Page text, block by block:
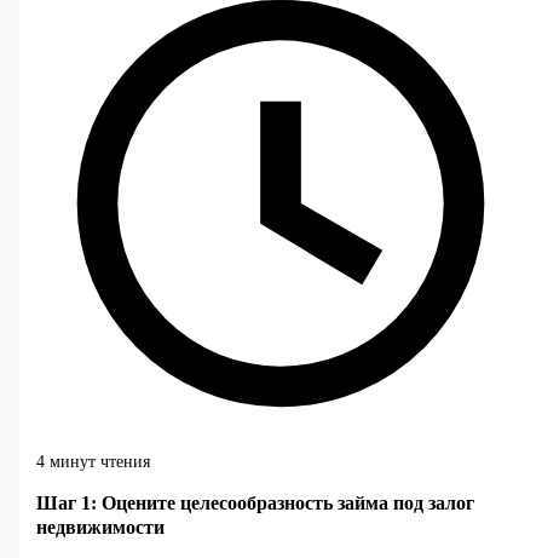
4 минут чтения
Шаг 1: Оцените целесообразность займа под залог
недвижимости